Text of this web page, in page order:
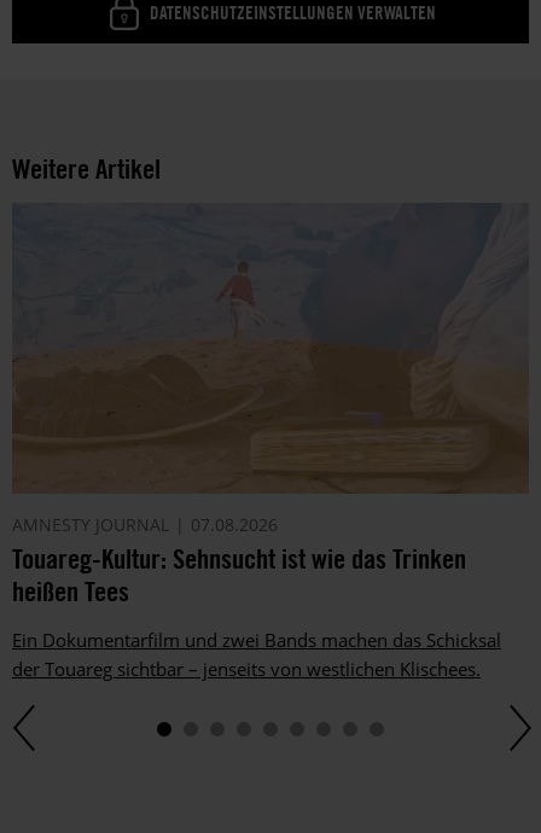
DATENSCHUTZEINSTELLUNGEN VERWALTEN
Weitere Artikel
AMNESTY JOURNAL 07.08.2026
Touareg-Kultur: Sehnsucht ist wie das Trinken
heißen Tees
Ein Dokumentarfilm und zwei Bands machen das Schicksal
der Touareg sichtbar – jenseits von westlichen Klischees.